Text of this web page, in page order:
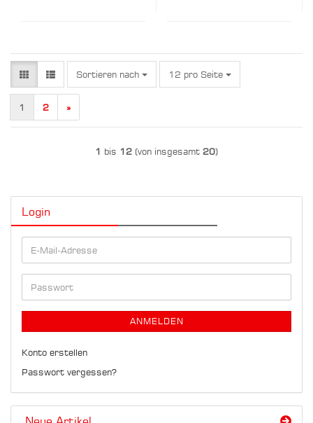
Sortieren nach
Sortieren nach 12 pro Seite
pro Seite
1 2 »
1 bis 12 (von insgesamt 20)
Login
E-
Mail-
Adresse
Passwort
ANMELDEN
Konto erstellen
Passwort vergessen?